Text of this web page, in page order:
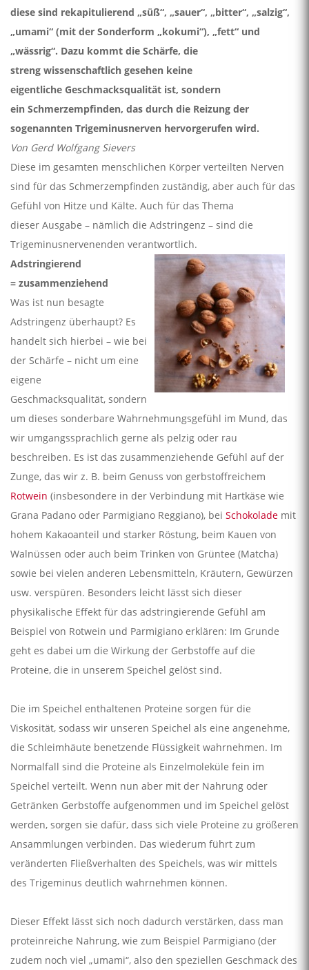
diese sind rekapitulierend „süß“, „sauer“, „bitter“, „salzig“,
„umami“ (mit der Sonderform „kokumi“), „fett“ und
„wässrig“. Dazu kommt die Schärfe, die
streng wissenschaftlich gesehen keine
eigentliche Geschmacksqualität ist, sondern
ein Schmerzempfinden, das durch die Reizung der
sogenannten Trigeminusnerven hervorgerufen wird.
Von Gerd Wolfgang Sievers
Diese im gesamten menschlichen Körper verteilten Nerven
sind für das Schmerzempfinden zuständig, aber auch für das
Gefühl von Hitze und Kälte. Auch für das Thema
dieser Ausgabe – nämlich die Adstringenz – sind die
Trigeminusnervenenden verantwortlich.
Adstringierend
= zusammenziehend
Was ist nun besagte
Adstringenz überhaupt? Es
handelt sich hierbei – wie bei
der Schärfe – nicht um eine
eigene
Geschmacksqualität, sondern
um dieses sonderbare Wahrnehmungsgefühl im Mund, das
wir umgangssprachlich gerne als pelzig oder rau
beschreiben. Es ist das zusammenziehende Gefühl auf der
Zunge, das wir z. B. beim Genuss von gerbstoffreichem
Rotwein (insbesondere in der Verbindung mit Hartkäse wie
Grana Padano oder Parmigiano Reggiano), bei Schokolade mit
hohem Kakaoanteil und starker Röstung, beim Kauen von
Walnüssen oder auch beim Trinken von Grüntee (Matcha)
sowie bei vielen anderen Lebensmitteln, Kräutern, Gewürzen
usw. verspüren. Besonders leicht lässt sich dieser
physikalische Effekt für das adstringierende Gefühl am
Beispiel von Rotwein und Parmigiano erklären: Im Grunde
geht es dabei um die Wirkung der Gerbstoffe auf die
Proteine, die in unserem Speichel gelöst sind.
Die im Speichel enthaltenen Proteine sorgen für die
Viskosität, sodass wir unseren Speichel als eine angenehme,
die Schleimhäute benetzende Flüssigkeit wahrnehmen. Im
Normalfall sind die Proteine als Einzelmoleküle fein im
Speichel verteilt. Wenn nun aber mit der Nahrung oder
Getränken Gerbstoffe aufgenommen und im Speichel gelöst
werden, sorgen sie dafür, dass sich viele Proteine zu größeren
Ansammlungen verbinden. Das wiederum führt zum
veränderten Fließverhalten des Speichels, was wir mittels
des Trigeminus deutlich wahrnehmen können.
Dieser Effekt lässt sich noch dadurch verstärken, dass man
proteinreiche Nahrung, wie zum Beispiel Parmigiano (der
zudem noch viel „umami“, also den speziellen Geschmack des